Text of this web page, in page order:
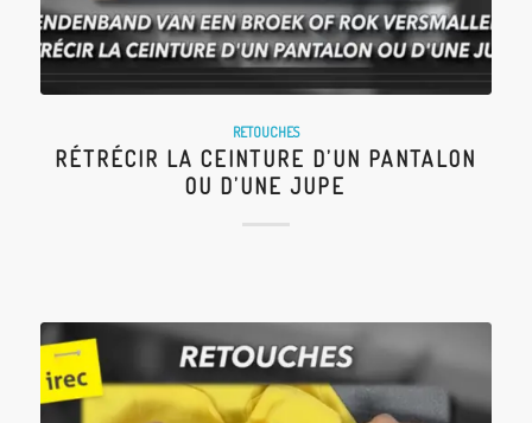
RETOUCHES
RÉTRÉCIR LA CEINTURE D’UN PANTALON
OU D’UNE JUPE